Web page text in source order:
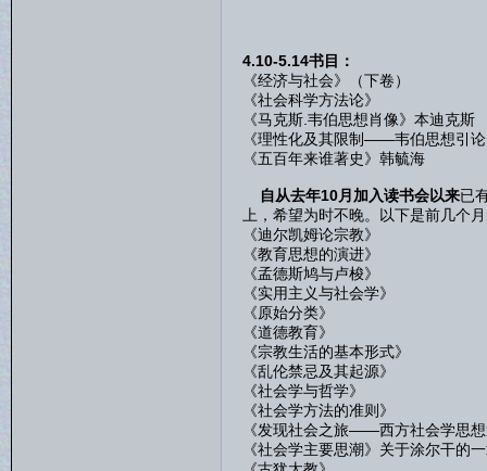
4.10-5.14书目：
《经济与社会》（下卷）
《社会科学方法论》
《马克斯.韦伯思想肖像》本迪克斯
《理性化及其限制——韦伯思想引
《五百年来谁著史》韩毓海
自从去年10月加入读书会以来已
上，希望为时不晚。以下是前几个
《迪尔凯姆论宗教》
《教育思想的演进》
《孟德斯鸠与卢梭》
《实用主义与社会学》
《原始分类》
《道德教育》
《宗教生活的基本形式》
《乱伦禁忌及其起源》
《社会学与哲学》
《社会学方法的准则》
《发现社会之旅——西方社会学思
《社会学主要思潮》关于涂尔干的